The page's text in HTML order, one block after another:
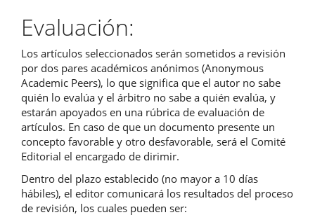
Evaluación:
Los artículos seleccionados serán sometidos a revisión
por dos pares académicos anónimos (Anonymous
Academic Peers), lo que significa que el autor no sabe
quién lo evalúa y el árbitro no sabe a quién evalúa, y
estarán apoyados en una rúbrica de evaluación de
artículos. En caso de que un documento presente un
concepto favorable y otro desfavorable, será el Comité
Editorial el encargado de dirimir.
Dentro del plazo establecido (no mayor a 10 días
hábiles), el editor comunicará los resultados del proceso
de revisión, los cuales pueden ser: